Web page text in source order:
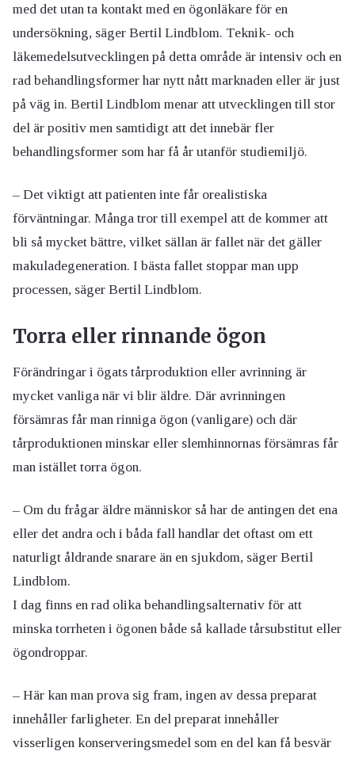
med det utan ta kontakt med en ögonläkare för en
undersökning, säger Bertil Lindblom. Teknik- och
läkemedelsutvecklingen på detta område är intensiv och en
rad behandlingsformer har nytt nått marknaden eller är just
på väg in. Bertil Lindblom menar att utvecklingen till stor
del är positiv men samtidigt att det innebär fler
behandlingsformer som har få år utanför studiemiljö.
– Det viktigt att patienten inte får orealistiska
förväntningar. Många tror till exempel att de kommer att
bli så mycket bättre, vilket sällan är fallet när det gäller
makuladegeneration. I bästa fallet stoppar man upp
processen, säger Bertil Lindblom.
Torra eller rinnande ögon
Förändringar i ögats tårproduktion eller avrinning är
mycket vanliga när vi blir äldre. Där avrinningen
försämras får man rinniga ögon (vanligare) och där
tårproduktionen minskar eller slemhinnornas försämras får
man istället torra ögon.
– Om du frågar äldre människor så har de antingen det ena
eller det andra och i båda fall handlar det oftast om ett
naturligt åldrande snarare än en sjukdom, säger Bertil
Lindblom.
I dag finns en rad olika behandlingsalternativ för att
minska torrheten i ögonen både så kallade tårsubstitut eller
ögondroppar.
– Här kan man prova sig fram, ingen av dessa preparat
innehåller farligheter. En del preparat innehåller
visserligen konserveringsmedel som en del kan få besvär